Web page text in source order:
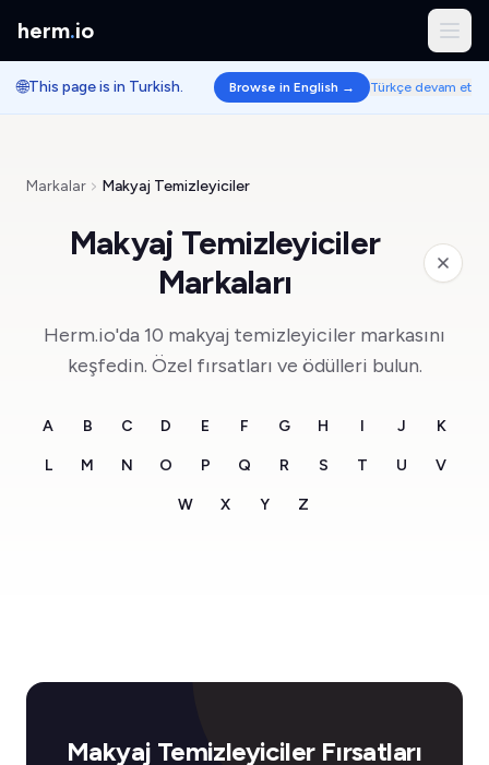
herm.io
🌐This page is in Turkish. Browse in English → Türkçe devam et
Markalar Makyaj Temizleyiciler
Makyaj Temizleyiciler
Markaları
Herm.io'da 10 makyaj temizleyiciler markasını
keşfedin. Özel fırsatları ve ödülleri bulun.
A B C D E F G H I J K
L M N O P Q R S T U V
W X Y Z
Makyaj Temizleyiciler Fırsatları